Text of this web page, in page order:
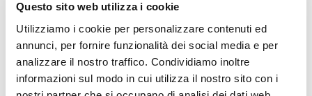
Questo sito web utilizza i cookie
Utilizziamo i cookie per personalizzare contenuti ed
annunci, per fornire funzionalità dei social media e per
analizzare il nostro traffico. Condividiamo inoltre
informazioni sul modo in cui utilizza il nostro sito con i
Nuovo Business per le Officine nel 2017?
La domanda posta da Ernesto nel gruppo Facebook
Officina Efficiente mi ha fatto capire che bisogna fare